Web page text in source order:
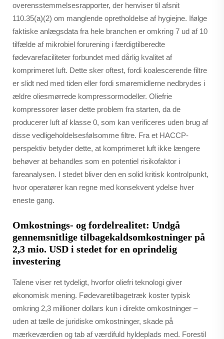
overensstemmelsesrapporter, der henviser til afsnit
110.35(a)(2) om manglende opretholdelse af hygiejne. Ifølge
faktiske anlægsdata fra hele branchen er omkring 7 ud af 10
tilfælde af mikrobiel forurening i færdigtilberedte
fødevarefaciliteter forbundet med dårlig kvalitet af
komprimeret luft. Dette sker oftest, fordi koalescerende filtre
er slidt ned med tiden eller fordi smøremidlerne nedbrydes i
ældre oliesmørrede kompressormodeller. Oliefrie
kompressorer løser dette problem fra starten, da de
producerer luft af klasse 0, som kan verificeres uden brug af
disse vedligeholdelsesfølsomme filtre. Fra et HACCP-
perspektiv betyder dette, at komprimeret luft ikke længere
behøver at behandles som en potentiel risikofaktor i
fareanalysen. I stedet bliver den en solid kritisk kontrolpunkt,
hvor operatører kan regne med konsekvent ydelse hver
eneste gang.
Omkostnings- og fordelrealitet: Undgå
gennemsnitlige tilbagekaldsomkostninger på
2,3 mio. USD i stedet for en oprindelig
investering
Talene viser ret tydeligt, hvorfor oliefri teknologi giver
økonomisk mening. Fødevaretilbagetræk koster typisk
omkring 2,3 millioner dollars kun i direkte omkostninger –
uden at tælle de juridiske omkostninger, skade på
mærkeværdien og tab af værdifuld hyldeplads med. Forestil